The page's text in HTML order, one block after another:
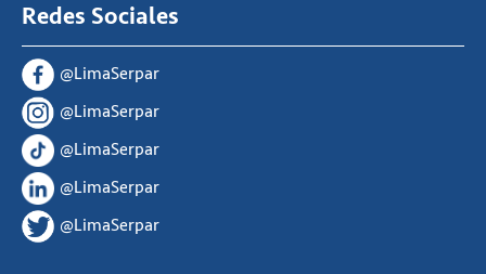
Redes Sociales
@LimaSerpar
@LimaSerpar
@LimaSerpar
@LimaSerpar
@LimaSerpar